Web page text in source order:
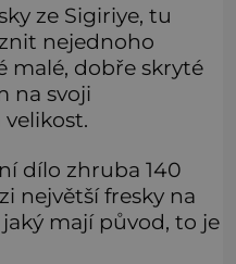
ze Sigiriye, tu
nejednoho
malé, dobře skryté
na svoji
dílo zhruba 140
největší fresky na
mají původ, to je